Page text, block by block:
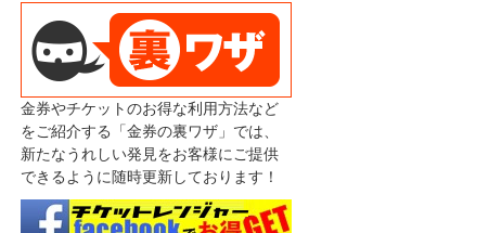
金券やチケットのお得な利用方法など
をご紹介する「金券の裏ワザ」では、
新たなうれしい発見をお客様にご提供
できるように随時更新しております！